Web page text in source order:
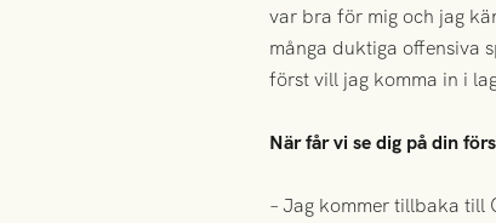
var bra för mig och jag
många duktiga offensiva
först vill jag komma in i
När får vi se dig på din
– Jag kommer tillbaka till